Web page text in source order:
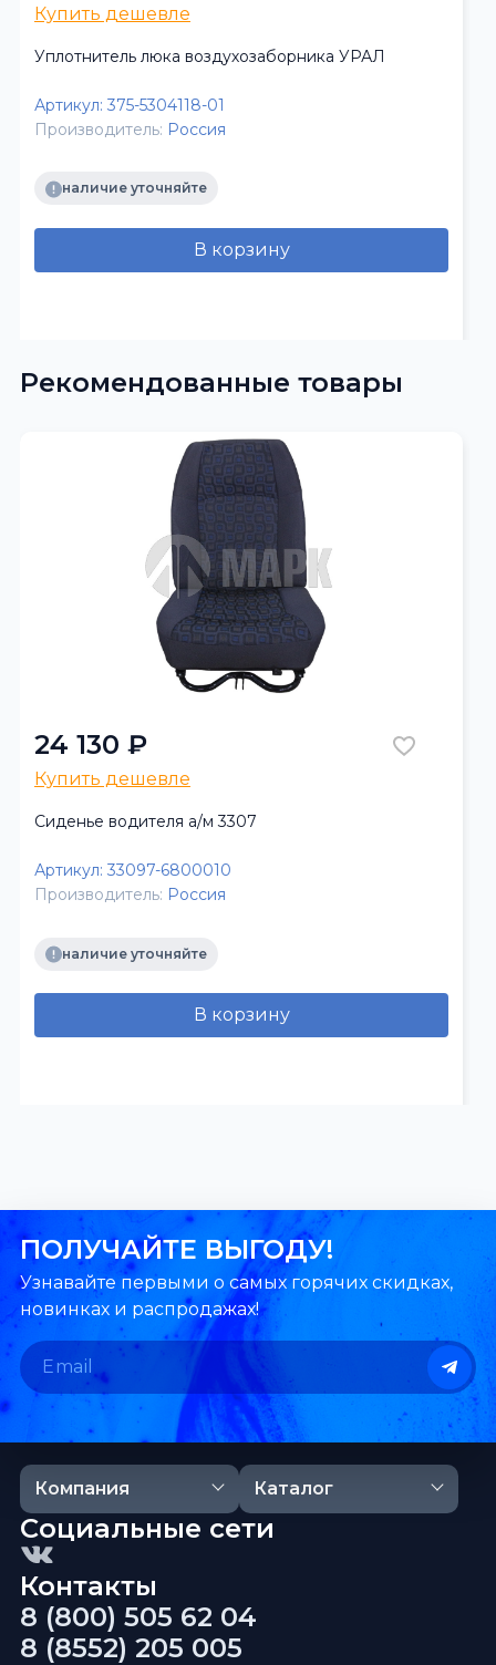
Купить дешевле
Уплотнитель люка воздухозаборника УРАЛ
Артикул: 375-5304118-01
Производитель: Россия
наличие уточняйте
В корзину
Рекомендованные товары
24 130 ₽
Купить дешевле
Сиденье водителя а/м 3307
Артикул: 33097-6800010
Производитель: Россия
наличие уточняйте
В корзину
ПОЛУЧАЙТЕ ВЫГОДУ!
Узнавайте первыми о самых горячих скидках,
новинках и распродажах!
Компания Каталог
Контакты
8 (800) 505 62 04
8 (8552) 205 005
Социальные сети